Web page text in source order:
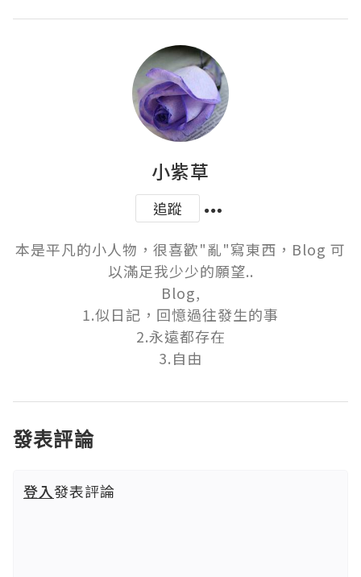
小紫草
追蹤
本是平凡的小人物，很喜歡"亂"寫東西，Blog 可
以滿足我少少的願望..
Blog,
1.似日記，回憶過往發生的事
2.永遠都存在
3.自由
發表評論
登入發表評論